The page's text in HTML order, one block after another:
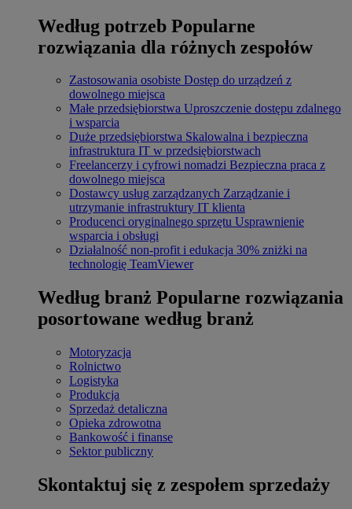
Według potrzeb Popularne
rozwiązania dla różnych zespołów
Zastosowania osobiste Dostęp do urządzeń z
dowolnego miejsca
Małe przedsiębiorstwa Uproszczenie dostępu zdalnego
i wsparcia
Duże przedsiębiorstwa Skalowalna i bezpieczna
infrastruktura IT w przedsiębiorstwach
Freelancerzy i cyfrowi nomadzi Bezpieczna praca z
dowolnego miejsca
Dostawcy usług zarządzanych Zarządzanie i
utrzymanie infrastruktury IT klienta
Producenci oryginalnego sprzętu Usprawnienie
wsparcia i obsługi
Działalność non-profit i edukacja 30% zniżki na
technologię TeamViewer
Według branż Popularne rozwiązania
posortowane według branż
Motoryzacja
Rolnictwo
Logistyka
Produkcja
Sprzedaż detaliczna
Opieka zdrowotna
Bankowość i finanse
Sektor publiczny
Skontaktuj się z zespołem sprzedaży